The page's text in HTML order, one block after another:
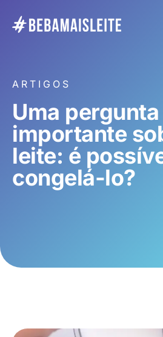
ARTIGOS
Uma pergunta
importante
leite: é
congelá-lo?